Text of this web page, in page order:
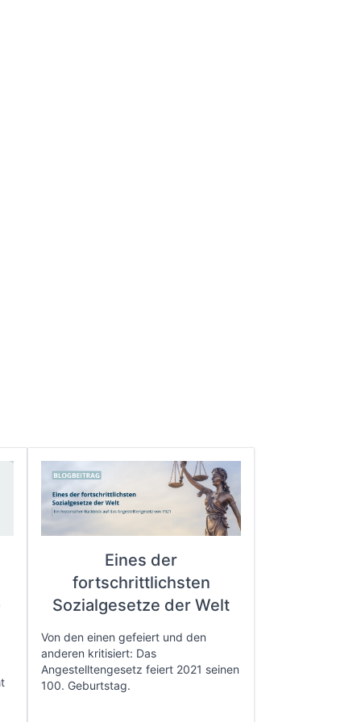
Eines der
fortschrittlichsten
Sozialgesetze der Welt
Von den einen gefeiert und den
anderen kritisiert: Das
Angestelltengesetz feiert 2021 seinen
100. Geburtstag.